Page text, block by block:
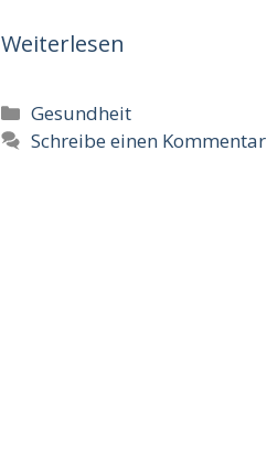
Weiterlesen
Kategorien
Gesundheit
Schreibe einen Kommentar